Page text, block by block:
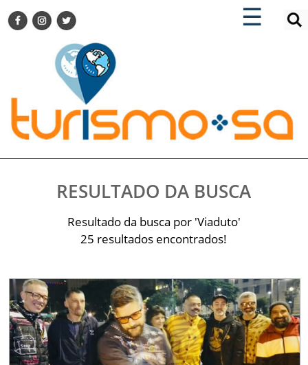
☰
×
TURISMO SA FOR BUSINESS
DESTINOS NACIONAIS
DESTINOS INTERNACIONAIS
CITY BREAK
TURISMO E MERCADO
EVENTOS
GASTRONOMIA
VITRINE
TURISMO SA TV
TESTADO E APROVADO
ÚLTIMAS NOTÍCIAS
×
ENCONTRE SUA NOTÍCIA
RESULTADO DA BUSCA
Resultado da busca por 'Viaduto'
25 resultados encontrados!